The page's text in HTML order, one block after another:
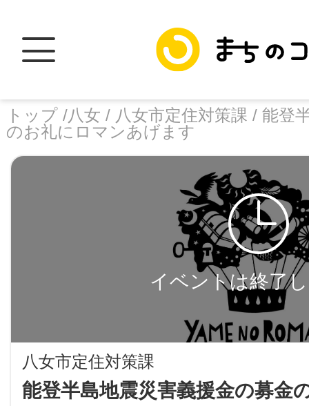
トップ /八女 / 八女市定住対策課 / 能登
のお礼にロマンあげます
イベントは終了
八女市定住対策課
能登半島地震災害義援金の募金
facebook
LINE
トップ
加盟スポットに
地域に導入を